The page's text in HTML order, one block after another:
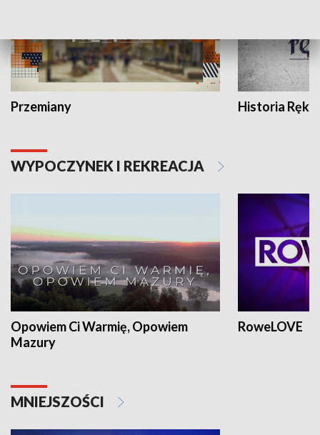
Przemiany Historia Ręką
WYPOCZYNEK I REKREACJA
Opowiem Ci Warmię, Opowiem
Mazury
RoweLOVE
MNIEJSZOŚCI